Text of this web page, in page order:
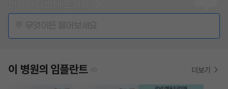
이 병원의 임플란트 더보기